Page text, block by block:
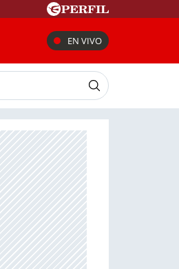
EN VIVO